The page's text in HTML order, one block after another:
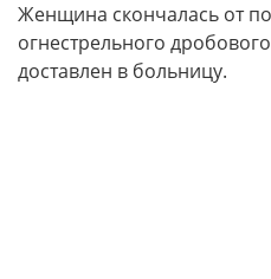
Женщина скончалась от
огнестрельного
доставлен в больницу.